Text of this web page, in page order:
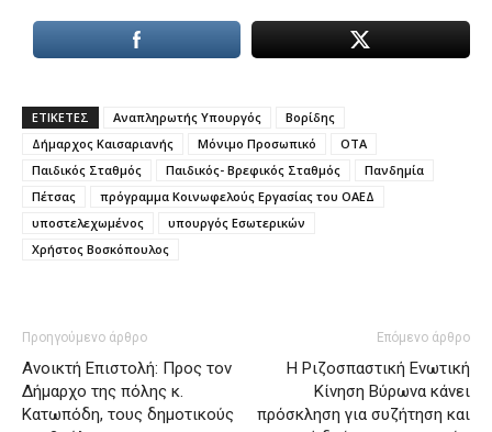
ΕΤΙΚΕΤΕΣ Αναπληρωτής Υπουργός
Βορίδης
Δήμαρχος Καισαριανής
Μόνιμο Προσωπικό
ΟΤΑ
Παιδικός Σταθμός
Παιδικός- Βρεφικός Σταθμός
Πανδημία
Πέτσας
πρόγραμμα Κοινωφελούς Εργασίας του ΟΑΕΔ
υποστελεχωμένος
υπουργός Εσωτερικών
Χρήστος Βοσκόπουλος
Προηγούμενο άρθρο
Ανοικτή Επιστολή: Προς τον
Δήμαρχο της πόλης κ.
Κατωπόδη, τους δημοτικούς
Επόμενο άρθρο
Η Ριζοσπαστική Ενωτική
Κίνηση Βύρωνα κάνει
πρόσκληση για συζήτηση και